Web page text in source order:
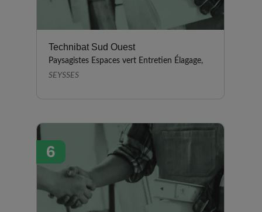
Technibat Sud Ouest
Paysagistes Espaces vert Entretien Élagage,
SEYSSES
6